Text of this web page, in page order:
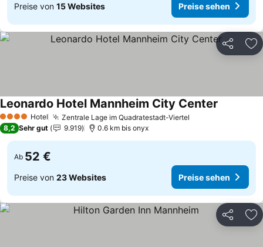
Preise von 15 Websites Preise sehen
Teilen
4 Sterne Hotel Zentrale Lage im Quadratestadt-Viertel
Leonardo Hotel Mannheim City Center
8,2 Sehr gut 9.919 0.6 km bis onyx
Ab 52 €
Preise von 23 Websites Preise sehen
Teilen